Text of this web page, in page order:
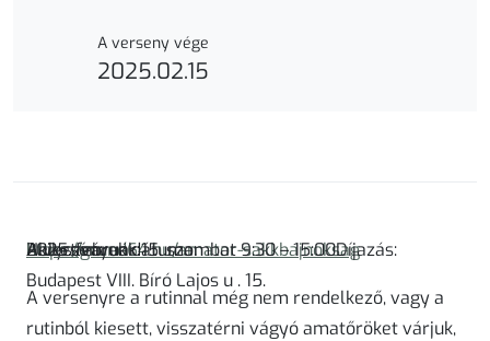
A verseny vége
2025.02.15
Helyszín:
Budapest VIII. Bíró Lajos u . 15.
https://grund64.hu/amator-sakkbajnoksag
A versenyek dátuma:
2025. február 15. szombat 9:30 – 15:00Díjazás:
Akiket várunk:
A versenyre a rutinnal még nem rendelkező, vagy a
rutinból kiesett, visszatérni vágyó amatőröket várjuk,